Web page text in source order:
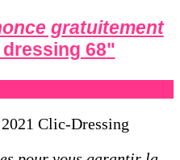
gratuitement
68"
Clic-Dressing